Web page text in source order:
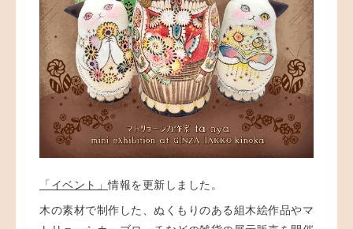
「イベント」情報を更新しました。
木の素材で制作した、ぬくもりのある組木絵作品やマ